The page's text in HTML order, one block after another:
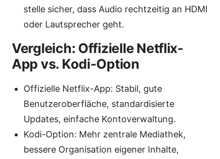
stelle sicher, dass Audio rechtzeitig an HDMI
oder Lautsprecher geht.
Vergleich: Offizielle Netflix-
App vs. Kodi-Option
Offizielle Netflix-App: Stabil, gute
Benutzeroberfläche, standardisierte
Updates, einfache Kontoverwaltung.
Kodi-Option: Mehr zentrale Mediathek,
bessere Organisation eigener Inhalte,